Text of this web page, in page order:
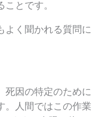
とです。
よく聞かれる質問に
死因の特定のために
。人間ではこの作業